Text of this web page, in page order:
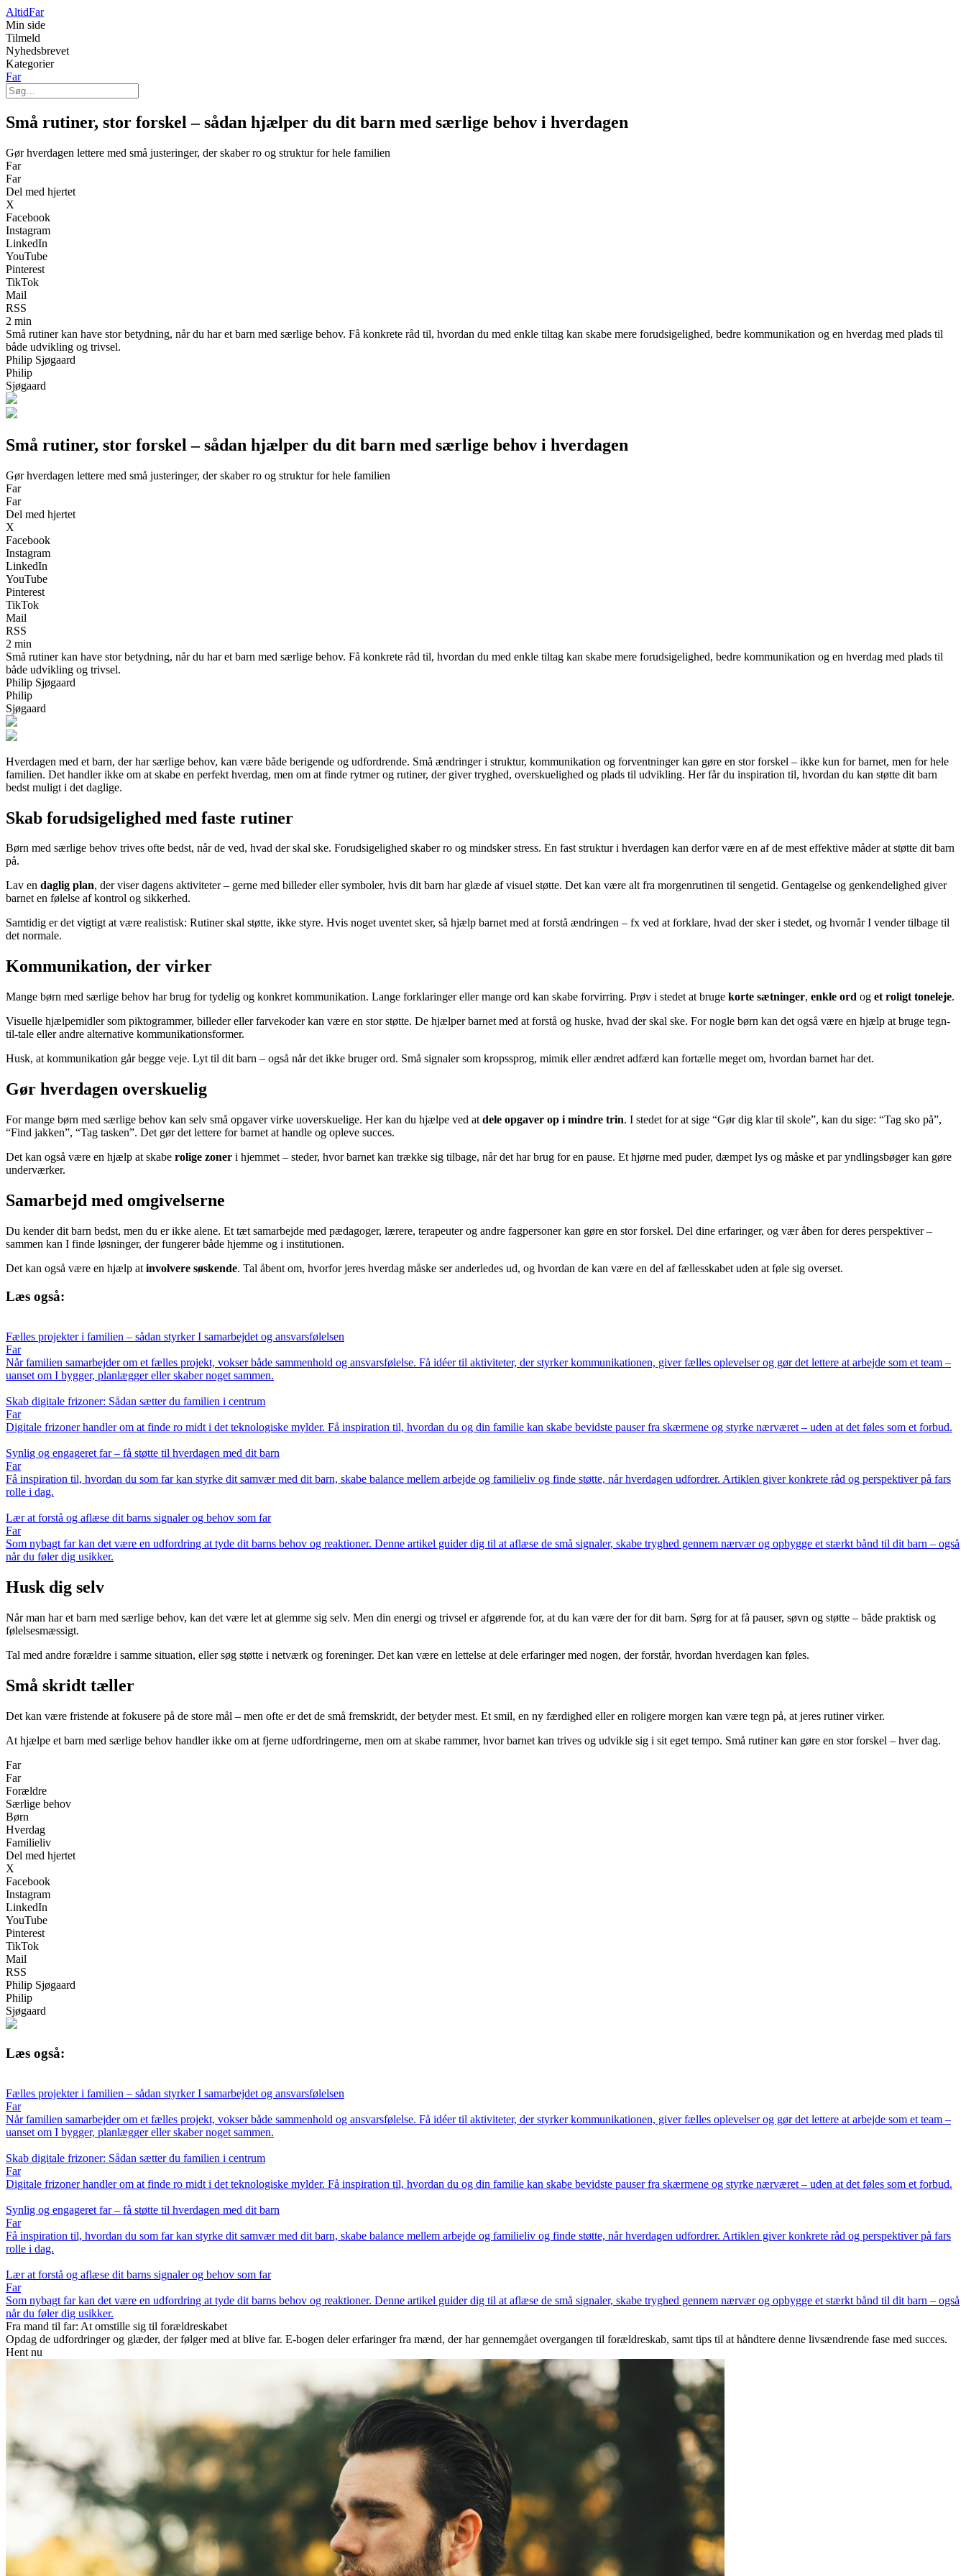
AltidFar
Min side
Tilmeld
Nyhedsbrevet
Kategorier
Far
Små rutiner, stor forskel – sådan hjælper du dit barn med særlige behov i hverdagen
Gør hverdagen lettere med små justeringer, der skaber ro og struktur for hele familien
Far
Far
Del med hjertet
X
Facebook
Instagram
LinkedIn
YouTube
Pinterest
TikTok
Mail
RSS
2 min
Små rutiner kan have stor betydning, når du har et barn med særlige behov. Få konkrete råd til, hvordan du med enkle tiltag kan skabe mere forudsigelighed, bedre kommunikation og en hverdag med plads til
både udvikling og trivsel.
Philip Sjøgaard
Philip
Sjøgaard
Små rutiner, stor forskel – sådan hjælper du dit barn med særlige behov i hverdagen
Gør hverdagen lettere med små justeringer, der skaber ro og struktur for hele familien
Far
Far
Del med hjertet
X
Facebook
Instagram
LinkedIn
YouTube
Pinterest
TikTok
Mail
RSS
2 min
Små rutiner kan have stor betydning, når du har et barn med særlige behov. Få konkrete råd til, hvordan du med enkle tiltag kan skabe mere forudsigelighed, bedre kommunikation og en hverdag med plads til
både udvikling og trivsel.
Philip Sjøgaard
Philip
Sjøgaard
Hverdagen med et barn, der har særlige behov, kan være både berigende og udfordrende. Små ændringer i struktur, kommunikation og forventninger kan gøre en stor forskel – ikke kun for barnet, men for hele
familien. Det handler ikke om at skabe en perfekt hverdag, men om at finde rytmer og rutiner, der giver tryghed, overskuelighed og plads til udvikling. Her får du inspiration til, hvordan du kan støtte dit barn
bedst muligt i det daglige.
Skab forudsigelighed med faste rutiner
Børn med særlige behov trives ofte bedst, når de ved, hvad der skal ske. Forudsigelighed skaber ro og mindsker stress. En fast struktur i hverdagen kan derfor være en af de mest effektive måder at støtte dit barn
på.
Lav en daglig plan, der viser dagens aktiviteter – gerne med billeder eller symboler, hvis dit barn har glæde af visuel støtte. Det kan være alt fra morgenrutinen til sengetid. Gentagelse og genkendelighed giver
barnet en følelse af kontrol og sikkerhed.
Samtidig er det vigtigt at være realistisk: Rutiner skal støtte, ikke styre. Hvis noget uventet sker, så hjælp barnet med at forstå ændringen – fx ved at forklare, hvad der sker i stedet, og hvornår I vender tilbage til
det normale.
Kommunikation, der virker
Mange børn med særlige behov har brug for tydelig og konkret kommunikation. Lange forklaringer eller mange ord kan skabe forvirring. Prøv i stedet at bruge korte sætninger, enkle ord og et roligt toneleje.
Visuelle hjælpemidler som piktogrammer, billeder eller farvekoder kan være en stor støtte. De hjælper barnet med at forstå og huske, hvad der skal ske. For nogle børn kan det også være en hjælp at bruge tegn-
til-tale eller andre alternative kommunikationsformer.
Husk, at kommunikation går begge veje. Lyt til dit barn – også når det ikke bruger ord. Små signaler som kropssprog, mimik eller ændret adfærd kan fortælle meget om, hvordan barnet har det.
Gør hverdagen overskuelig
For mange børn med særlige behov kan selv små opgaver virke uoverskuelige. Her kan du hjælpe ved at dele opgaver op i mindre trin. I stedet for at sige “Gør dig klar til skole”, kan du sige: “Tag sko på”,
“Find jakken”, “Tag tasken”. Det gør det lettere for barnet at handle og opleve succes.
Det kan også være en hjælp at skabe rolige zoner i hjemmet – steder, hvor barnet kan trække sig tilbage, når det har brug for en pause. Et hjørne med puder, dæmpet lys og måske et par yndlingsbøger kan gøre
underværker.
Samarbejd med omgivelserne
Du kender dit barn bedst, men du er ikke alene. Et tæt samarbejde med pædagoger, lærere, terapeuter og andre fagpersoner kan gøre en stor forskel. Del dine erfaringer, og vær åben for deres perspektiver –
sammen kan I finde løsninger, der fungerer både hjemme og i institutionen.
Det kan også være en hjælp at involvere søskende. Tal åbent om, hvorfor jeres hverdag måske ser anderledes ud, og hvordan de kan være en del af fællesskabet uden at føle sig overset.
Læs også:
Fælles projekter i familien – sådan styrker I samarbejdet og ansvarsfølelsen
Far
Når familien samarbejder om et fælles projekt, vokser både sammenhold og ansvarsfølelse. Få idéer til aktiviteter, der styrker kommunikationen, giver fælles oplevelser og gør det lettere at arbejde som et team –
uanset om I bygger, planlægger eller skaber noget sammen.
Skab digitale frizoner: Sådan sætter du familien i centrum
Far
Digitale frizoner handler om at finde ro midt i det teknologiske mylder. Få inspiration til, hvordan du og din familie kan skabe bevidste pauser fra skærmene og styrke nærværet – uden at det føles som et forbud.
Synlig og engageret far – få støtte til hverdagen med dit barn
Far
Få inspiration til, hvordan du som far kan styrke dit samvær med dit barn, skabe balance mellem arbejde og familieliv og finde støtte, når hverdagen udfordrer. Artiklen giver konkrete råd og perspektiver på fars
rolle i dag.
Lær at forstå og aflæse dit barns signaler og behov som far
Far
Som nybagt far kan det være en udfordring at tyde dit barns behov og reaktioner. Denne artikel guider dig til at aflæse de små signaler, skabe tryghed gennem nærvær og opbygge et stærkt bånd til dit barn – også
når du føler dig usikker.
Husk dig selv
Når man har et barn med særlige behov, kan det være let at glemme sig selv. Men din energi og trivsel er afgørende for, at du kan være der for dit barn. Sørg for at få pauser, søvn og støtte – både praktisk og
følelsesmæssigt.
Tal med andre forældre i samme situation, eller søg støtte i netværk og foreninger. Det kan være en lettelse at dele erfaringer med nogen, der forstår, hvordan hverdagen kan føles.
Små skridt tæller
Det kan være fristende at fokusere på de store mål – men ofte er det de små fremskridt, der betyder mest. Et smil, en ny færdighed eller en roligere morgen kan være tegn på, at jeres rutiner virker.
At hjælpe et barn med særlige behov handler ikke om at fjerne udfordringerne, men om at skabe rammer, hvor barnet kan trives og udvikle sig i sit eget tempo. Små rutiner kan gøre en stor forskel – hver dag.
Far
Far
Forældre
Særlige behov
Børn
Hverdag
Familieliv
Del med hjertet
X
Facebook
Instagram
LinkedIn
YouTube
Pinterest
TikTok
Mail
RSS
Philip Sjøgaard
Philip
Sjøgaard
Læs også:
Fælles projekter i familien – sådan styrker I samarbejdet og ansvarsfølelsen
Far
Når familien samarbejder om et fælles projekt, vokser både sammenhold og ansvarsfølelse. Få idéer til aktiviteter, der styrker kommunikationen, giver fælles oplevelser og gør det lettere at arbejde som et team –
uanset om I bygger, planlægger eller skaber noget sammen.
Skab digitale frizoner: Sådan sætter du familien i centrum
Far
Digitale frizoner handler om at finde ro midt i det teknologiske mylder. Få inspiration til, hvordan du og din familie kan skabe bevidste pauser fra skærmene og styrke nærværet – uden at det føles som et forbud.
Synlig og engageret far – få støtte til hverdagen med dit barn
Far
Få inspiration til, hvordan du som far kan styrke dit samvær med dit barn, skabe balance mellem arbejde og familieliv og finde støtte, når hverdagen udfordrer. Artiklen giver konkrete råd og perspektiver på fars
rolle i dag.
Lær at forstå og aflæse dit barns signaler og behov som far
Far
Som nybagt far kan det være en udfordring at tyde dit barns behov og reaktioner. Denne artikel guider dig til at aflæse de små signaler, skabe tryghed gennem nærvær og opbygge et stærkt bånd til dit barn – også
når du føler dig usikker.
Fra mand til far: At omstille sig til forældreskabet
Opdag de udfordringer og glæder, der følger med at blive far. E-bogen deler erfaringer fra mænd, der har gennemgået overgangen til forældreskab, samt tips til at håndtere denne livsændrende fase med succes.
Hent nu